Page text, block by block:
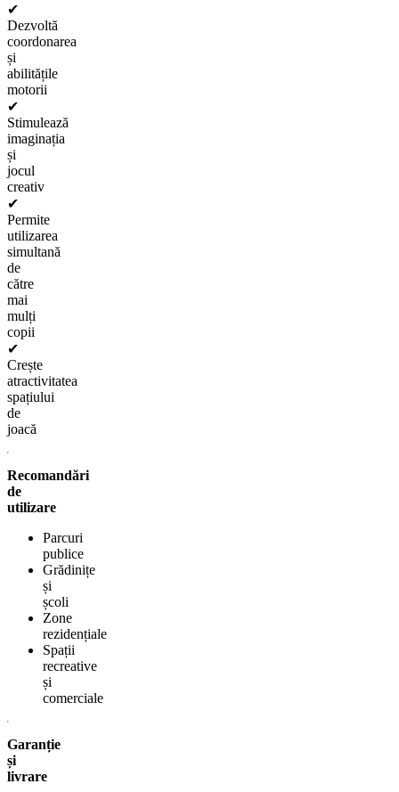
✔
Dezvoltă
coordonarea
și
abilitățile
motorii
✔
Stimulează
imaginația
și
jocul
creativ
✔
Permite
utilizarea
simultană
de
către
mai
mulți
copii
✔
Crește
atractivitatea
spațiului
de
joacă
Recomandări
de
utilizare
Parcuri
publice
Grădinițe
și
școli
Zone
rezidențiale
Spații
recreative
și
comerciale
Garanție
și
livrare